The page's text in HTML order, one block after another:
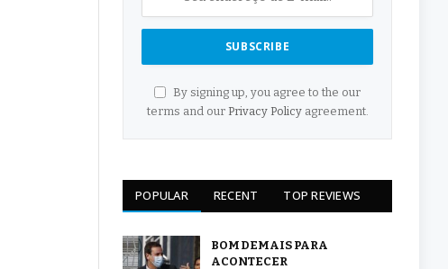
By signing up, you agree to the our
terms and our Privacy Policyagreement.
POPULAR RECENT TOP REVIEWS
BOM DEMAIS PARA
ACONTECER